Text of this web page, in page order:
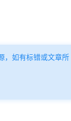
，如有标错或文章所